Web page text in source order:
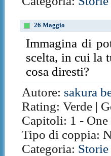
26 Maggio
Immagina di
scelta, in cui la
cosa diresti?
Autore: sakura
Rating: Verde |
Capitoli: 1 - One
Tipo di coppia:
Categoria: